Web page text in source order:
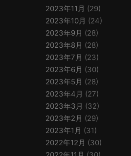
2023年11月 (29)
2023年10月 (24)
2023年9月 (28)
2023年8月 (28)
2023年7月 (23)
2023年6月 (30)
2023年5月 (28)
2023年4月 (27)
2023年3月 (32)
2023年2月 (29)
2023年1月 (31)
2022年12月 (30)